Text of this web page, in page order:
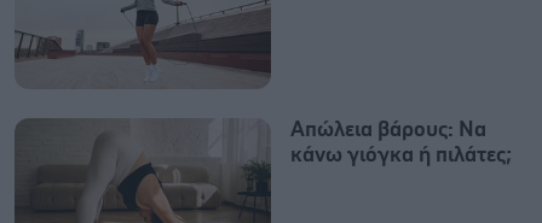
Απώλεια βάρους: Να
κάνω γιόγκα ή πιλάτες;